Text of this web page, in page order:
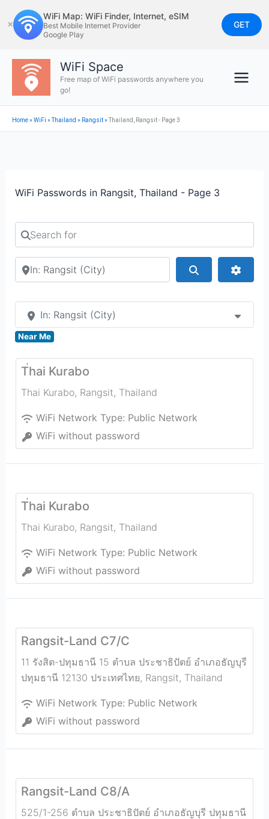
to
content
✕
WiFi Map: WiFi Finder, Internet, eSIM
Best Mobile Internet Provider
Google Play
GET
WiFi Space
Free map of WiFi passwords anywhere you
go!
Home»WiFi »Thailand » Rangsit»Thailand, Rangsit - Page 3
WiFi Passwords in Rangsit, Thailand - Page 3
Search for
Search by city or country
In: Rangsit (City)
Near Me
T่hai Kurabo
Thai Kurabo, Rangsit, Thailand
WiFi Network Type: Public Network
WiFi without password
T่hai Kurabo
Thai Kurabo, Rangsit, Thailand
WiFi Network Type: Public Network
WiFi without password
Rangsit-Land C7/C
11 รังสิต-ปทุมธานี 15 ตำบล ประชาธิปัตย์ อำเภอธัญบุรี
ปทุมธานี 12130 ประเทศไทย, Rangsit, Thailand
WiFi Network Type: Public Network
WiFi without password
Rangsit-Land C8/A
525/1-256 ตำบล ประชาธิปัตย์ อำเภอธัญบุรี ปทุมธานี